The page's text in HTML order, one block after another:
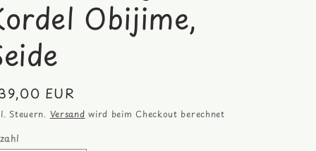
e
g
i
n
Obijime,
EUR
Steuern. Versand wird beim Checkout berechnet